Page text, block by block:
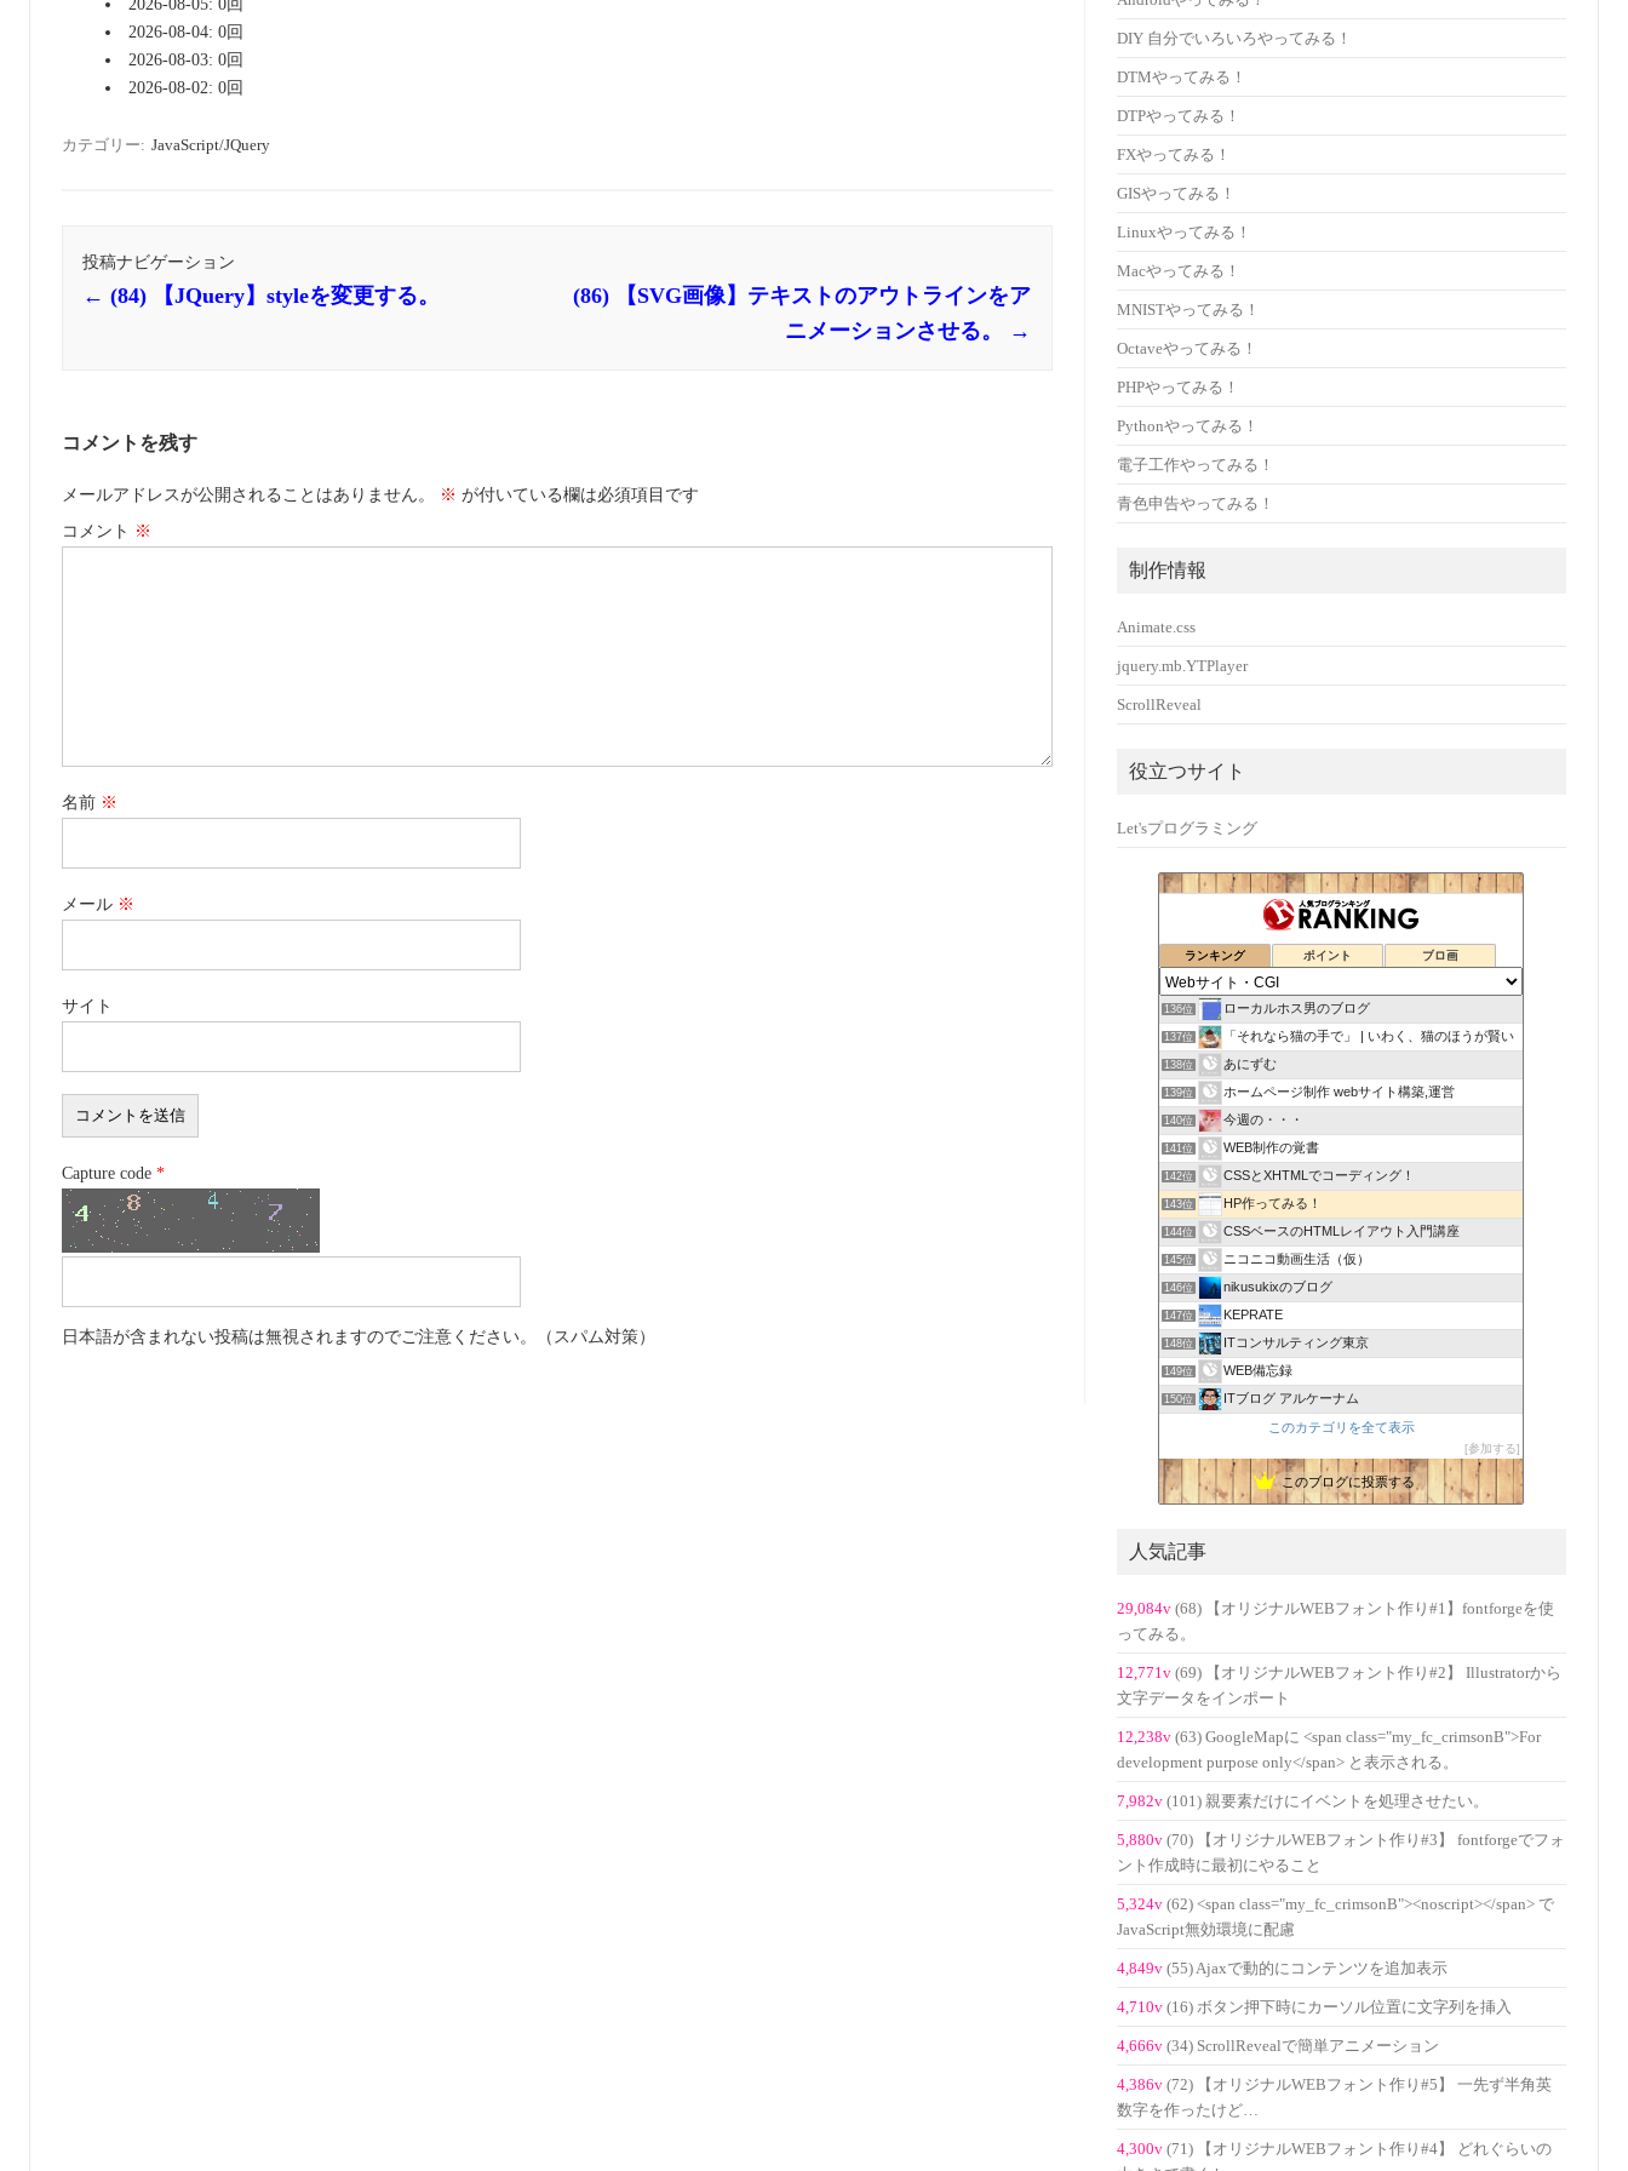
2026-08-05: 0回
2026-08-04: 0回
2026-08-03: 0回
2026-08-02: 0回
カテゴリー: JavaScript/JQuery
投稿ナビゲーション
← (84) 【JQuery】styleを変更する。
(86) 【SVG画像】テキストのアウトラインをア
ニメーションさせる。
→
コメントを残す
メールアドレスが公開されることはありません。 ※ が付いている欄は必須項目です
コメント ※
名前 ※
メール ※
サイト
Capture code *
日本語が含まれない投稿は無視されますのでご注意ください。（スパム対策）
DIY 自分でいろいろやってみる！
DTMやってみる！
DTPやってみる！
FXやってみる！
GISやってみる！
Linuxやってみる！
Macやってみる！
MNISTやってみる！
Octaveやってみる！
PHPやってみる！
Pythonやってみる！
電子工作やってみる！
青色申告やってみる！
制作情報
Animate.css
jquery.mb.YTPlayer
ScrollReveal
役立つサイト
Let'sプログラミング
ランキング ポイント ブロ画
136位 ローカルホス男のブログ
137位 「それなら猫の手で」 | いわく、猫のほうが賢い
138位 あにずむ
139位 ホームページ制作 webサイト構築,運営
140位 今週の・・・
141位 WEB制作の覚書
142位 CSSとXHTMLでコーディング！
143位 HP作ってみる！
144位 CSSベースのHTMLレイアウト入門講座
145位 ニコニコ動画生活（仮）
146位 nikusukixのブログ
147位 KEPRATE
148位 ITコンサルティング東京
149位 WEB備忘録
150位 ITブログ アルケーナム
このカテゴリを全て表示
参加する
このブログに投票する
人気記事
29,084v (68) 【オリジナルWEBフォント作り#1】fontforgeを使
ってみる。
12,771v (69) 【オリジナルWEBフォント作り#2】 Illustratorから
文字データをインポート
12,238v (63) GoogleMapに <span class="my_fc_crimsonB">For
development purpose only</span> と表示される。
7,982v (101) 親要素だけにイベントを処理させたい。
5,880v (70) 【オリジナルWEBフォント作り#3】 fontforgeでフォ
ント作成時に最初にやること
5,324v (62) <span class="my_fc_crimsonB"><noscript></span> で
JavaScript無効環境に配慮
4,849v (55) Ajaxで動的にコンテンツを追加表示
4,710v (16) ボタン押下時にカーソル位置に文字列を挿入
4,666v (34) ScrollRevealで簡単アニメーション
4,386v (72) 【オリジナルWEBフォント作り#5】 一先ず半角英
数字を作ったけど…
4,300v (71) 【オリジナルWEBフォント作り#4】 どれぐらいの